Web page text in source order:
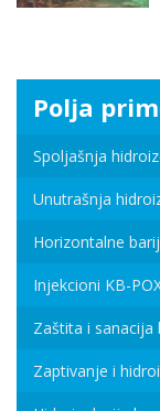
Polja
Spoljašnja
Unutrašnja
Horizontalne
Injekcioni KB-
Zaštita i sanacija
Zaptivanje i